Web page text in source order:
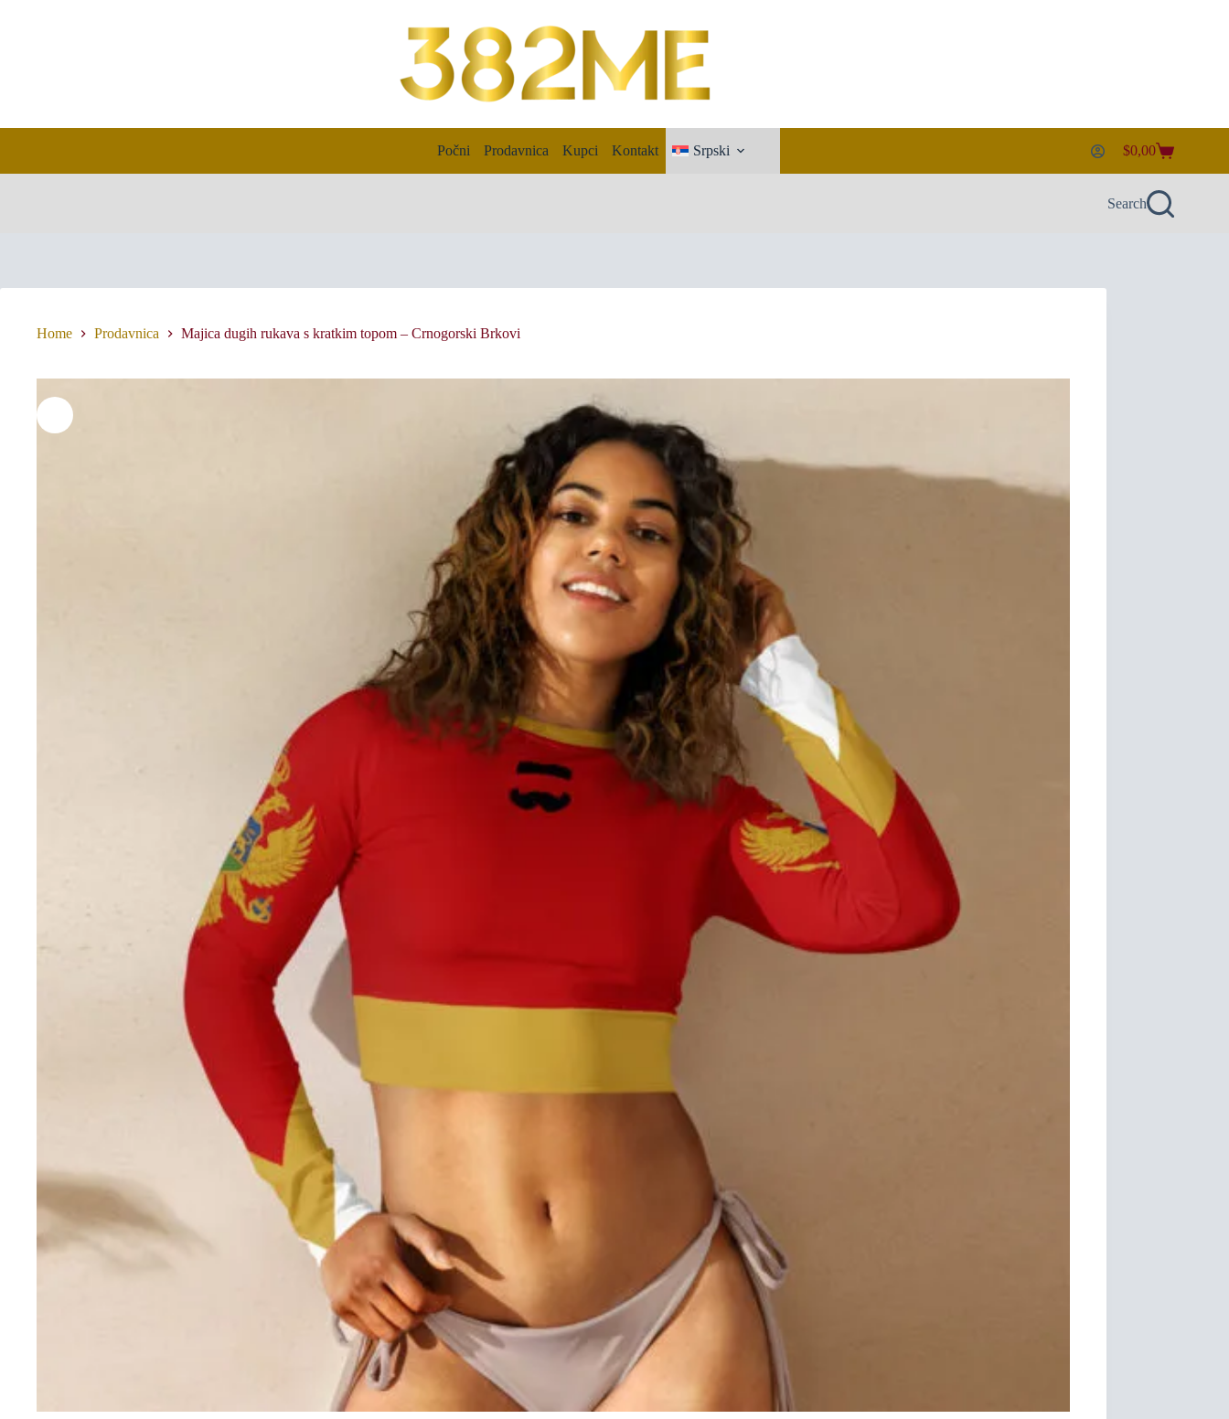
Počni Prodavnica Kupci Kontakt Srpski
Shopping
cart
$0,00
Search
Home Prodavnica Majica dugih rukava s kratkim topom – Crnogorski Brkovi